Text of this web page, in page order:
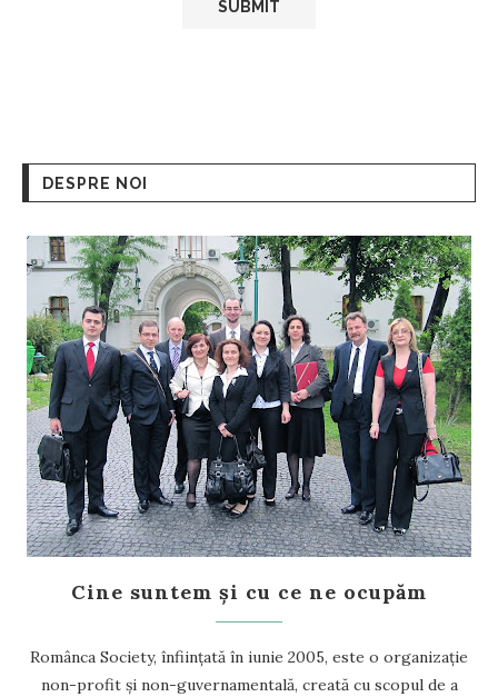
DESPRE NOI
Cine suntem și cu ce ne ocupăm
Românca Society, înființată în iunie 2005, este o organizație
non-profit și non-guvernamentală, creată cu scopul de a